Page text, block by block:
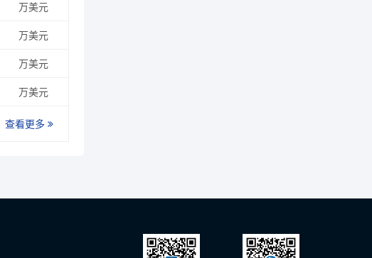
万美元
万美元
万美元
万美元
查看更多